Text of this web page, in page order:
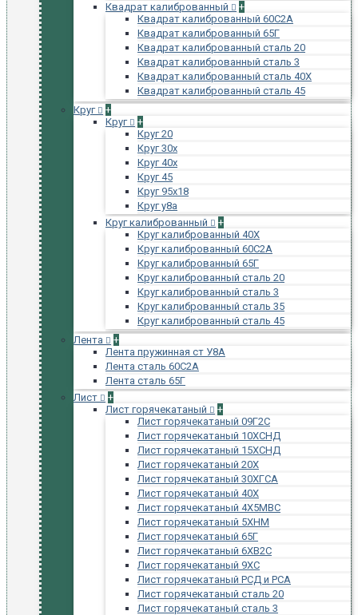
Квадрат калиброванный
+
Квадрат калиброванный 60С2А
Квадрат калиброванный 65Г
Квадрат калиброванный сталь 20
Квадрат калиброванный сталь 3
Квадрат калиброванный сталь 40Х
Квадрат калиброванный сталь 45
Круг
+
Круг
+
Круг 20
Круг 30х
Круг 40х
Круг 45
Круг 95х18
Круг у8а
Круг калиброванный
+
Круг калиброванный 40Х
Круг калиброванный 60С2А
Круг калиброванный 65Г
Круг калиброванный сталь 20
Круг калиброванный сталь 3
Круг калиброванный сталь 35
Круг калиброванный сталь 45
Лента
+
Лента пружинная ст У8А
Лента сталь 60С2А
Лента сталь 65Г
Лист
+
Лист горячекатаный
+
Лист горячекатаный 09Г2С
Лист горячекатаный 10ХСНД
Лист горячекатаный 15ХСНД
Лист горячекатаный 20Х
Лист горячекатаный 30ХГСА
Лист горячекатаный 40Х
Лист горячекатаный 4Х5МВС
Лист горячекатаный 5ХНМ
Лист горячекатаный 65Г
Лист горячекатаный 6ХВ2С
Лист горячекатаный 9ХС
Лист горячекатаный РСД и РСА
Лист горячекатаный сталь 20
Лист горячекатаный сталь 3